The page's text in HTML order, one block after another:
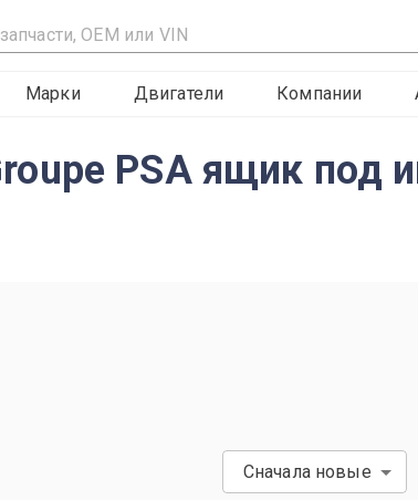
Марки Двигатели Компании
PSA ящик под
Сначала новые